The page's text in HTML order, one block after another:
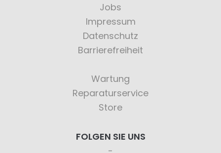
Jobs
Impressum
Datenschutz
Barrierefreiheit
Wartung
Reparaturservice
Store
FOLGEN SIE UNS